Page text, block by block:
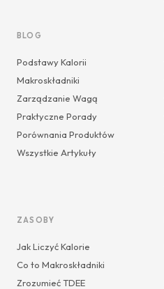
BLOG
Podstawy Kalorii
Makroskładniki
Zarządzanie Wagą
Praktyczne Porady
Porównania Produktów
Wszystkie Artykuły
ZASOBY
Jak Liczyć Kalorie
Co to Makroskładniki
Zrozumieć TDEE